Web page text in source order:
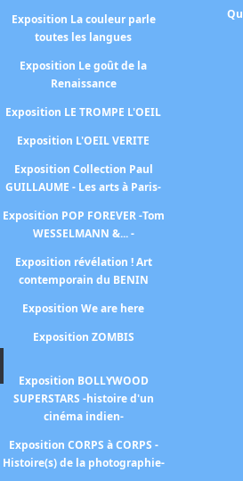
Exposition La couleur parle
toutes les langues
Exposition Le goût de la
Renaissance
Exposition LE TROMPE L'OEIL
Exposition L'OEIL VERITE
Exposition Collection Paul
GUILLAUME - Les arts à Paris-
Exposition POP FOREVER -Tom
WESSELMANN &... -
Exposition révélation ! Art
contemporain du BENIN
Exposition We are here
Exposition ZOMBIS
Exposition BOLLYWOOD
SUPERSTARS -histoire d'un
cinéma indien-
Exposition CORPS à CORPS -
Histoire(s) de la photographie-